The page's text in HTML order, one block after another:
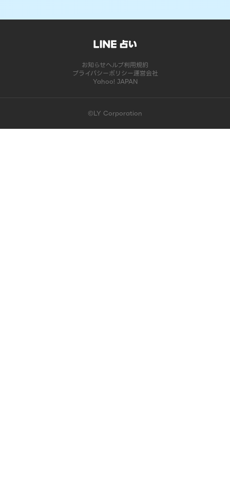
お知らせヘルプ利用規約
プライバシーポリシー運営会社
Yahoo! JAPAN
©LY Corporation
このコンテンツは掲載が終了しました | LINE占い